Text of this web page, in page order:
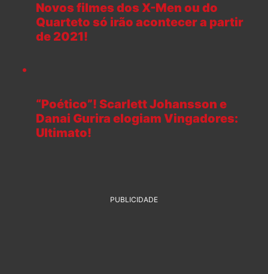
Novos filmes dos X-Men ou do
Quarteto só irão acontecer a partir
de 2021!
“Poético”! Scarlett Johansson e
Danai Gurira elogiam Vingadores:
Ultimato!
PUBLICIDADE